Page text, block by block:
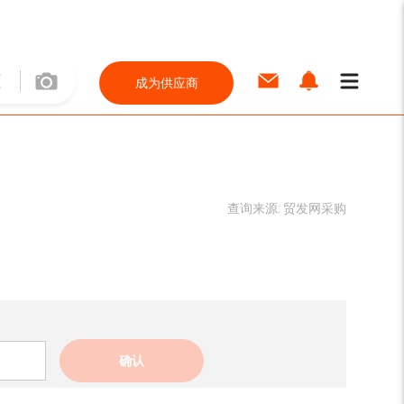
成为供应商
查询来源: 贸发网采购
确认